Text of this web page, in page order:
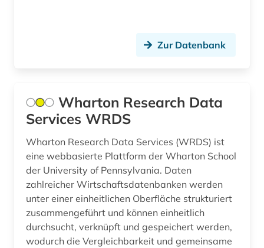
außenwirtschaftspolitik (1)
baden-württemberg (8)
baden-württemberg. landesversorgungsamt
baden-württemberg (1)
bakterien (1)
Zur Datenbank
Wharton Research Data
Services WRDS
Wharton Research Data Services (WRDS) ist
eine webbasierte Plattform der Wharton School
der University of Pennsylvania. Daten
zahlreicher Wirtschaftsdatenbanken werden
unter einer einheitlichen Oberfläche strukturiert
zusammengeführt und können einheitlich
durchsucht, verknüpft und gespeichert werden,
wodurch die Vergleichbarkeit und gemeinsame